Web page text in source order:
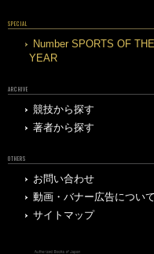
SPECIAL
Number SPORTS OF THE
YEAR
ARCHIVE
競技から探す
著者から探す
OTHERS
お問い合わせ
動画・バナー広告について
サイトマップ